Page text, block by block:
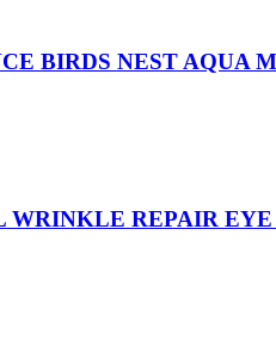
BIRDS NEST AQUA
WRINKLE REPAIR